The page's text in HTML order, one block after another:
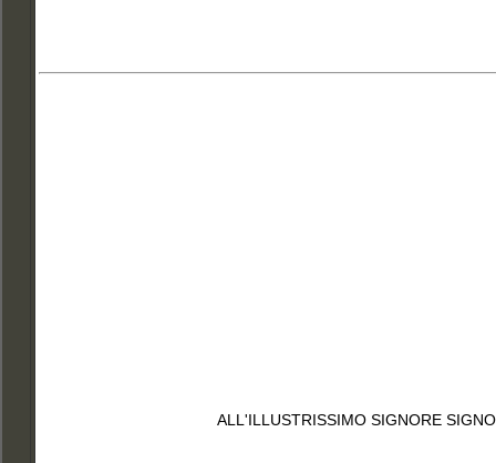
ALL'ILLUSTRISSIMO SIGNORE